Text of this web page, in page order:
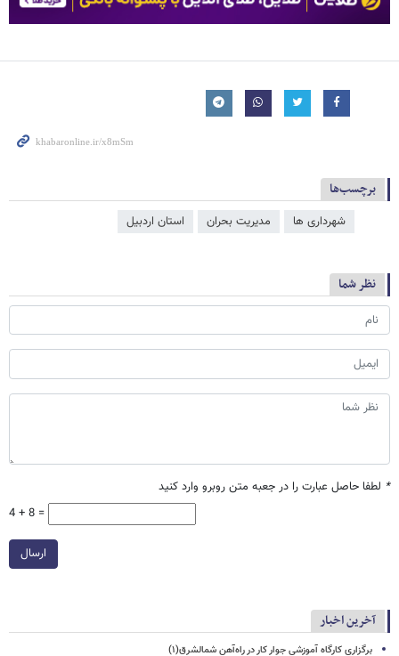
برچسب‌ها
شهرداری ها مدیریت بحران استان اردبیل
نظر شما
* لطفا حاصل عبارت را در جعبه متن روبرو وارد کنید
4 + 8 =
ارسال
آخرین اخبار
برگزاری کارگاه آموزشی جوار کار در راه‌آهن شمالشرق(۱)